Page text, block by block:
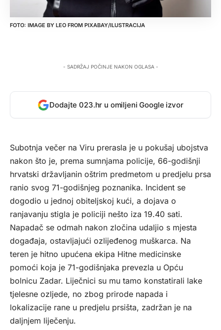
IMAGE BY LEO FROM PIXABAY/ILUSTRACIJA
- SADRŽAJ POČINJE NAKON OGLASA -
Dodajte 023.hr u omiljeni Google izvor
Subotnja večer na Viru prerasla je u pokušaj ubojstva
nakon što je, prema sumnjama policije, 66-godišnji
hrvatski državljanin oštrim predmetom u predjelu prsa
ranio svog 71-godišnjeg poznanika. Incident se
dogodio u jednoj obiteljskoj kući, a dojava o
ranjavanju stigla je policiji nešto iza 19.40 sati.
Napadač se odmah nakon zločina udaljio s mjesta
događaja, ostavljajući ozlijeđenog muškarca. Na
teren je hitno upućena ekipa Hitne medicinske
pomoći koja je 71-godišnjaka prevezla u Opću
bolnicu Zadar. Liječnici su mu tamo konstatirali lake
tjelesne ozljede, no zbog prirode napada i
lokalizacije rane u predjelu prsišta, zadržan je na
daljnjem liječenju.